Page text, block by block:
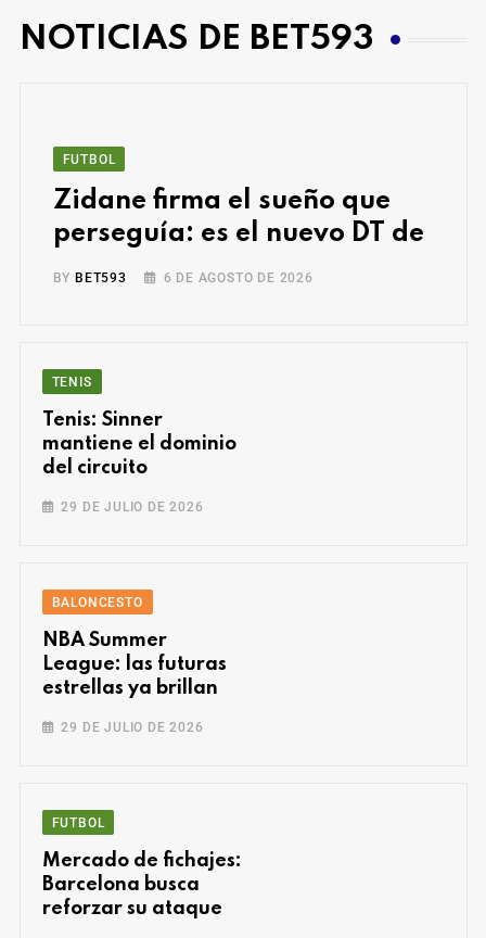
NOTICIAS DE BET593
FUTBOL
Zidane firma el sueño que
perseguía: es el nuevo DT de
BY BET593 6 DE AGOSTO DE 2026
TENIS
Tenis: Sinner
mantiene el dominio
del circuito
29 DE JULIO DE 2026
BALONCESTO
NBA Summer
League: las futuras
estrellas ya brillan
29 DE JULIO DE 2026
FUTBOL
Mercado de fichajes:
Barcelona busca
reforzar su ataque